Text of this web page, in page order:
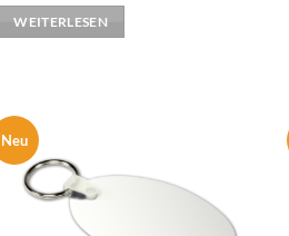
WEITERLESEN
Neu